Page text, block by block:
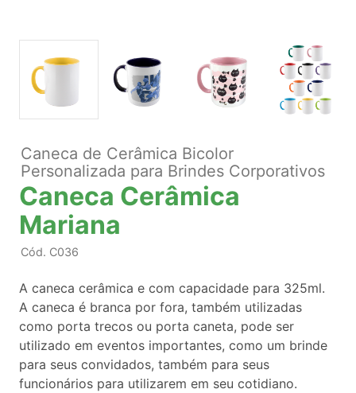
Caneca de Cerâmica Bicolor
Personalizada para Brindes Corporativos
Caneca Cerâmica
Mariana
Cód. C036
A caneca cerâmica e com capacidade para 325ml.
A caneca é branca por fora, também utilizadas
como porta trecos ou porta caneta, pode ser
utilizado em eventos importantes, como um brinde
para seus convidados, também para seus
funcionários para utilizarem em seu cotidiano.